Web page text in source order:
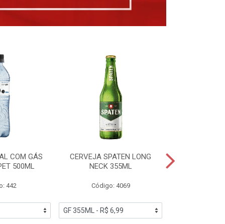
COM GÁS
500ML
442
CERVEJA SPATEN LONG
NECK 355ML
Código: 4069